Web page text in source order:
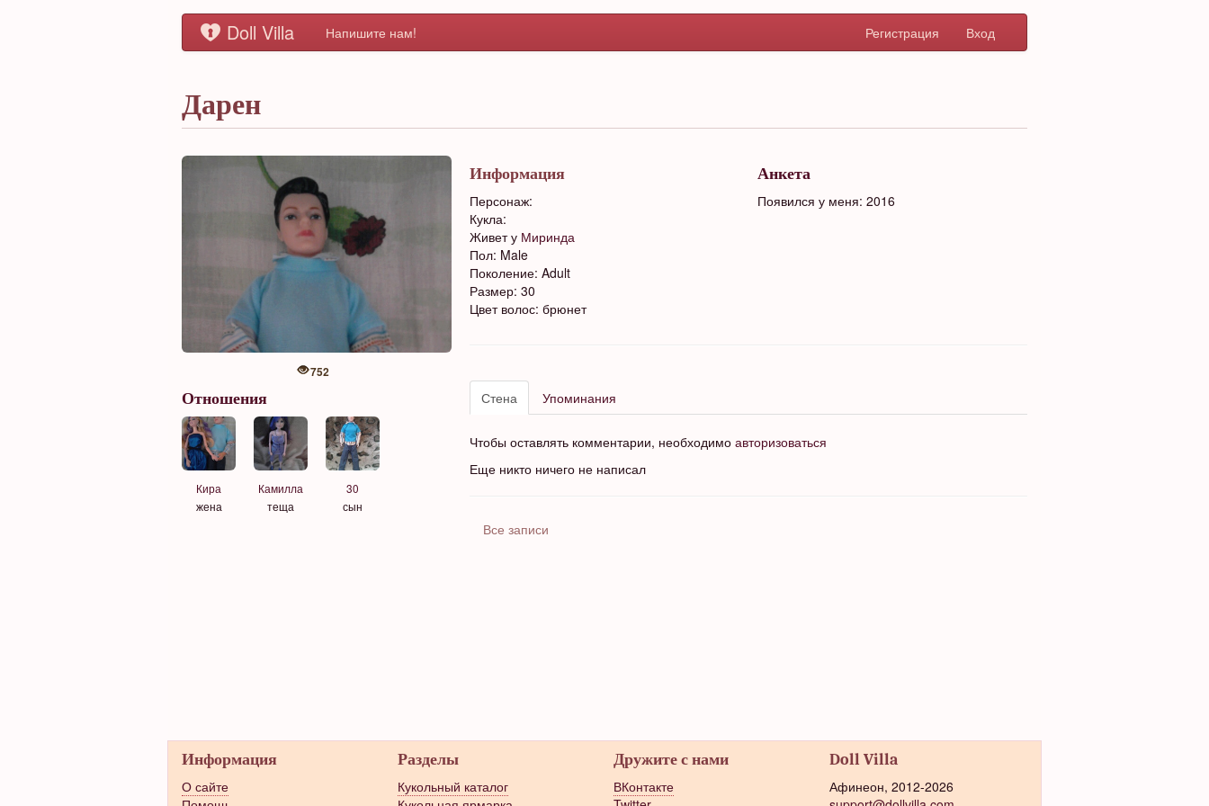
Doll Villa Напишите нам! Регистрация Вход
Дарен
752
Информация
Персонаж:
Кукла:
Живет у Миринда
Пол: Male
Поколение: Adult
Размер: 30
Цвет волос: брюнет
Анкета
Появился у меня: 2016
Отношения
Кира
жена
Камилла
теща
30
сын
Стена Упоминания
Чтобы оставлять комментарии, необходимо авторизоваться
Еще никто ничего не написал
Все записи
Информация
О сайте
Разделы
Кукольный каталог
Дружите с нами
ВКонтакте
Doll Villa
Афинеон, 2012-2026